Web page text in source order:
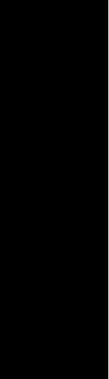
"
por
Batou,
Fukushima
en Canadá, Reino Unido,
Nueva Zelanda y
min (107 minutos), esta
compuesta por
cuenta esta obra, se
y